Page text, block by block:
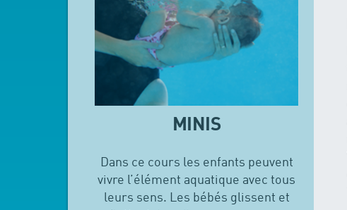
MINIS
Dans ce cours les enfants peuvent
vivre l’élément aquatique avec tous
leurs sens. Les bébés glissent et